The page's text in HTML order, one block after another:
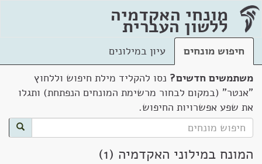
מונחי האקדמיה
ללשון העברית
חיפוש מונחים
עיון במילונים
משתמשים חדשים? נסו להקליד מילת חיפוש וללחוץ
"אנטר" (במקום לבחור מרשימת המונחים הנפתחת) ותגלו
את שפע אפשרויות החיפוש.
המונח במילוני האקדמיה (1)